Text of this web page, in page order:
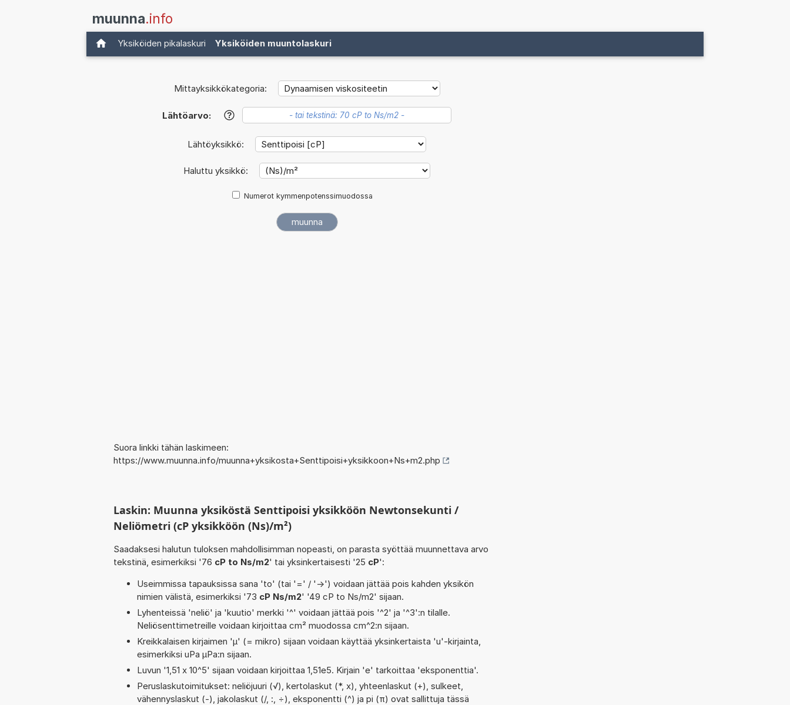
muunna.info
Yksiköiden pikalaskuri Yksiköiden muuntolaskuri
Mittayksikkökategoria:
Lähtöarvo: ?
Lähtöyksikkö:
Haluttu yksikkö:
Numerot kymmenpotenssimuodossa
Suora linkki tähän laskimeen:
https://www.muunna.info/muunna+yksikosta+Senttipoisi+yksikkoon+Ns+m2.php
Laskin: Muunna yksiköstä Senttipoisi yksikköön Newtonsekunti /
Neliömetri (cP yksikköön (Ns)/m²)
Saadaksesi halutun tuloksen mahdollisimman nopeasti, on parasta syöttää muunnettava arvo
tekstinä, esimerkiksi '76 cP to Ns/m2' tai yksinkertaisesti '25 cP':
Useimmissa tapauksissa sana 'to' (tai '=' / '->') voidaan jättää pois kahden yksikön
nimien välistä, esimerkiksi '73 cP Ns/m2' '49 cP to Ns/m2' sijaan.
Lyhenteissä 'neliö' ja 'kuutio' merkki '^' voidaan jättää pois '^2' ja '^3':n tilalle.
Neliösenttimetreille voidaan kirjoittaa cm² muodossa cm^2:n sijaan.
Kreikkalaisen kirjaimen 'µ' (= mikro) sijaan voidaan käyttää yksinkertaista 'u'-kirjainta,
esimerkiksi uPa µPa:n sijaan.
Luvun '1,51 x 10^5' sijaan voidaan kirjoittaa 1,51e5. Kirjain 'e' tarkoittaa 'eksponenttia'.
Peruslaskutoimitukset: neliöjuuri (√), kertolaskut (*, x), yhteenlaskut (+), sulkeet,
vähennyslaskut (-), jakolaskut (/, :, ÷), eksponentti (^) ja pi (π) ovat sallittuja tässä